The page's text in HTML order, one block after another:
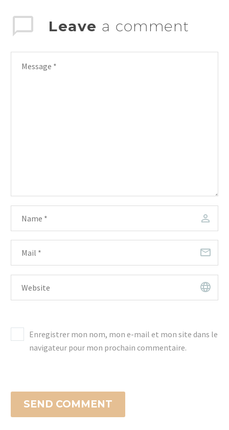
Leave a comment
Enregistrer mon nom, mon e-mail et mon site dans le
navigateur pour mon prochain commentaire.
SEND COMMENT